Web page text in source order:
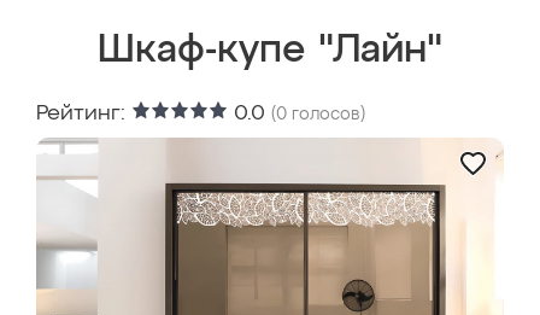
Шкаф-купе "Лайн"
Рейтинг: 0.0 (0 голосов)